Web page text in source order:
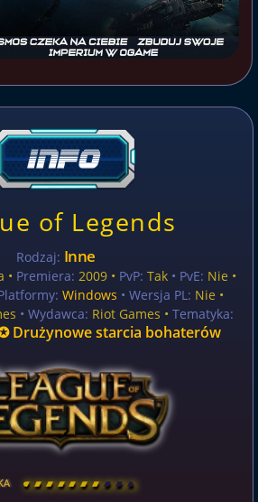
of Legends
Rodzaj: Inne
• Premiera: 2009 • PvP: Tak • PvE: Nie •
Windows • Wersja PL: Nie •
• Wydawca: Riot Games • Tematyka:
Drużynowe starcia bohaterów
[ \ \ \ \ \ \ \ \ ]